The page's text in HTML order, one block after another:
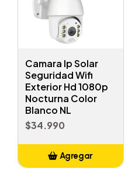
Camara Ip Solar
Seguridad Wifi
Exterior Hd 1080p
Nocturna Color
Blanco NL
$34.990
Agregar